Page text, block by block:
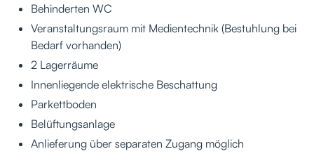
Behinderten WC
Veranstaltungsraum mit Medientechnik (Bestuhlung bei
Bedarf vorhanden)
2 Lagerräume
Innenliegende elektrische Beschattung
Parkettboden
Belüftungsanlage
Anlieferung über separaten Zugang möglich